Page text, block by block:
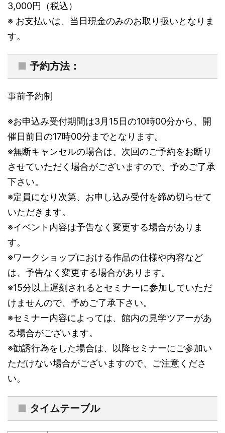
3,000円（税込）
※ お支払いは、当日現金のみのお取り扱いとなりま
す。
■ 予約方法：
事前予約制
※お申込み受付期間は3月15日の10時00分から、開
催日前日の17時00分までとなります。
※無断キャンセルの場合は、次回のご予約をお断り
させていただく場合がございますので、予めご了承
下さい。
※定員になり次第、お申し込み受付を締め切らせて
いただきます。
※イベント内容は予告なく変更する場合がありま
す。
※ワークショップにおける作品の仕様や内容など
は、予告なく変更する場合があります。
※15分以上遅刻されるとセミナーに参加していただ
けませんので、予めご了承下さい。
※セミナー内容によっては、館内の見学ツアーがあ
る場合がございます。
※勧誘行為をした場合は、以降セミナーにご参加い
ただけない場合がございますので、ご注意くださ
い。
■ タイムテーブル